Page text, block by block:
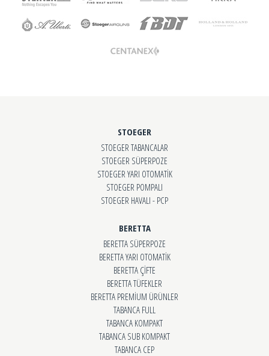
STOEGER
STOEGER TABANCALAR
STOEGER SÜPERPOZE
STOEGER YARI OTOMATİK
STOEGER POMPALI
STOEGER HAVALI - PCP
BERETTA
BERETTA SÜPERPOZE
BERETTA YARI OTOMATİK
BERETTA ÇİFTE
BERETTA TÜFEKLER
BERETTA PREMİUM ÜRÜNLER
TABANCA FULL
TABANCA KOMPAKT
TABANCA SUB KOMPAKT
TABANCA CEP